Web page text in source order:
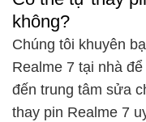
không?
Chúng tôi khuyên
Realme 7 tại nhà
đến trung tâm sửa
thay pin Realme 7